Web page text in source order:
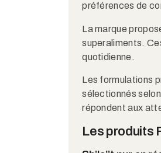
préférences de
La marque
superaliments.
quotidienne.
Les formulations
sélectionnés
répondent aux
Les produits